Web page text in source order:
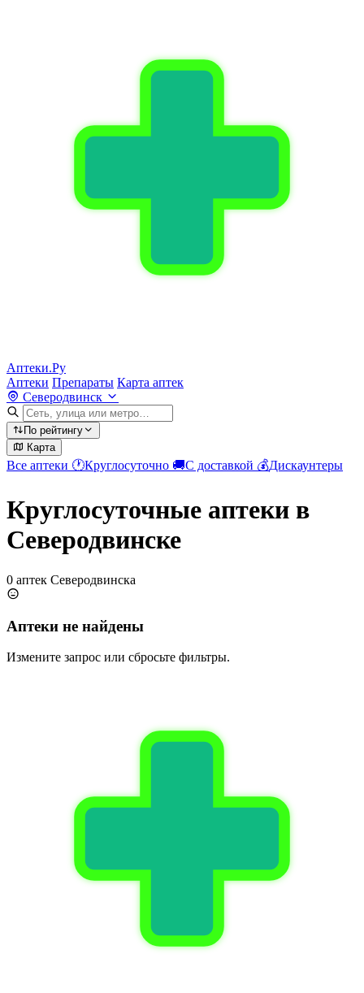
Аптеки.Ру
Аптеки Препараты Карта аптек
Северодвинск
По рейтингу
Карта
Все аптеки 🕐Круглосуточно 🚚С доставкой 💰Дискаунтеры
Круглосуточные аптеки в
Северодвинске
0 аптек Северодвинска
Аптеки не найдены
Измените запрос или сбросьте фильтры.